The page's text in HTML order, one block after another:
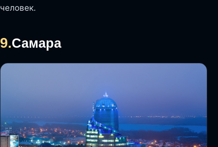
человек.
9.Самара